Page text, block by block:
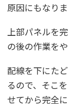
原因にもなりま
上部パネルを
の後の作業を
配線を下にた
るので、そこ
せてから完全に